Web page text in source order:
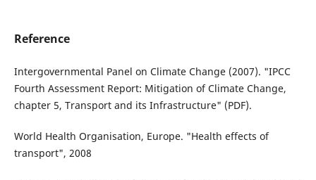
Reference
Intergovernmental Panel on Climate Change (2007). "IPCC
Fourth Assessment Report: Mitigation of Climate Change,
chapter 5, Transport and its Infrastructure" (PDF).
World Health Organisation, Europe. "Health effects of
transport", 2008